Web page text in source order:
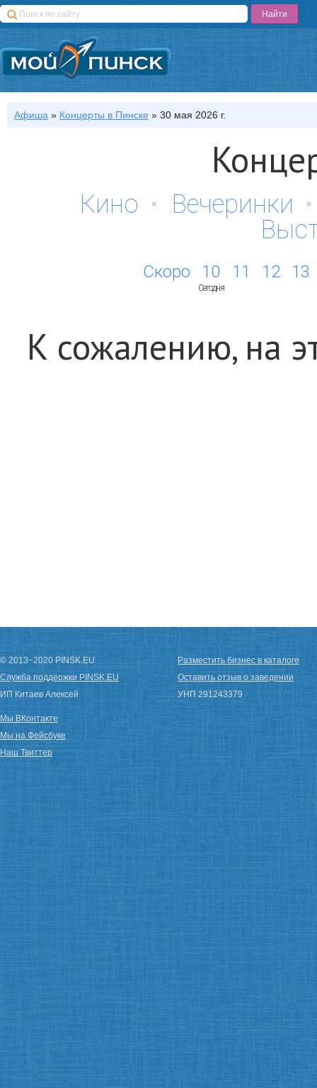
Афиша » Концерты в Пинске » 30 мая 2026 г.
Кино
Вечеринки
Скоро 10
Сегодня
11 12 13
К сожалению, на
© 2013−2020 PINSK.EU
Служба поддержки PINSK.EU
ИП Китаев Алексей
Разместить бизнес в каталоге
Оставить отзыв о заведении
УНП 291243379
Мы ВКонтакте
Мы на Фейсбуке
Наш Твиттер